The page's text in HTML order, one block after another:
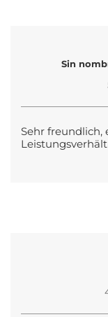
Sin
Sehr freundlich,